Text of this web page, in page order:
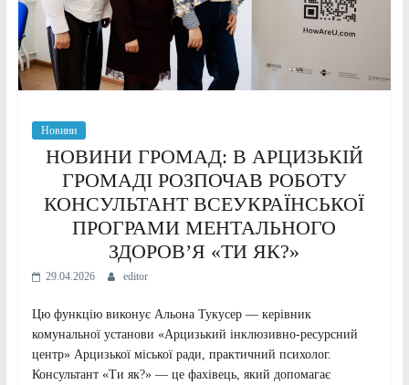
Новини
НОВИНИ ГРОМАД: В АРЦИЗЬКІЙ
ГРОМАДІ РОЗПОЧАВ РОБОТУ
КОНСУЛЬТАНТ ВСЕУКРАЇНСЬКОЇ
ПРОГРАМИ МЕНТАЛЬНОГО
ЗДОРОВ’Я «ТИ ЯК?»
29.04.2026 editor
Цю функцію виконує Альона Тукусер — керівник
комунальної установи «Арцизький інклюзивно-ресурсний
центр» Арцизької міської ради, практичний психолог.
Консультант «Ти як?» — це фахівець, який допомагає